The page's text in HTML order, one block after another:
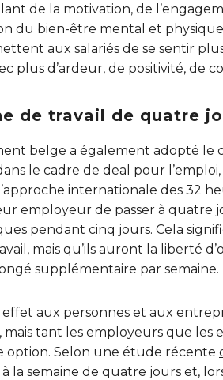
de la motivation, de
du bien-être mental et
aux salariés de se sentir
plus d’ardeur, de positivité, de
de travail de quatre
belge a également adopté le
le cadre de deal pour
internationale des 32
employeur de passer à quatre
pendant cinq jours. Cela
mais qu’ils auront la liberté
supplémentaire par semaine.
aux personnes et aux
tant les employeurs que les
option. Selon une étude récente
à la semaine de quatre jours et,